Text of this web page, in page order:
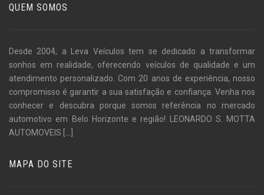
QUEM SOMOS
Desde 2004, a Leva Veículos tem se dedicado a transformar
sonhos em realidade, oferecendo veículos de qualidade e um
atendimento personalizado. Com 20 anos de experiência, nosso
compromisso é garantir a sua satisfação e confiança. Venha nos
conhecer e descubra porque somos referência no mercado
automotivo em Belo Horizonte e região! LEONARDO S. MOTTA
AUTOMOVEIS
MAPA DO SITE